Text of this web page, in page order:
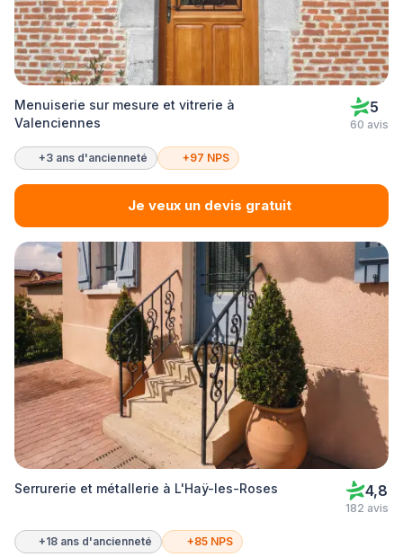
Menuiserie sur mesure et vitrerie à
Valenciennes
5
60 avis
+3 ans d'ancienneté +97 NPS
Je veux un devis gratuit
Serrurerie et métallerie à L'Haÿ-les-Roses 4,8
182 avis
+18 ans d'ancienneté +85 NPS